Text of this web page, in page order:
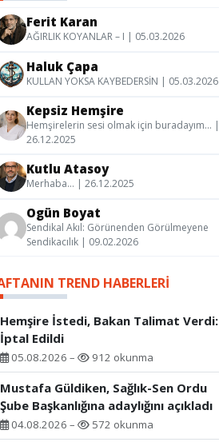
Ferit Karan
AĞIRLIK KOYANLAR – I | 05.03.2026
Haluk Çapa
KULLAN YOKSA KAYBEDERSİN | 05.03.2026
Kepsiz Hemşire
Hemşirelerin sesi olmak için buradayım… |
26.12.2025
Kutlu Atasoy
Merhaba… | 26.12.2025
Ogün Boyat
Sendikal Akıl: Görünenden Görülmeyene
Sendikacılık | 09.02.2026
TREND HABERLERI
Hemşire İstedi, Bakan Talimat Verdi:
İptal Edildi
05.08.2026 – 912 okunma
Mustafa Güldiken, Sağlık-Sen Ordu
Şube Başkanlığına adaylığını açıkladı
04.08.2026 – 572 okunma